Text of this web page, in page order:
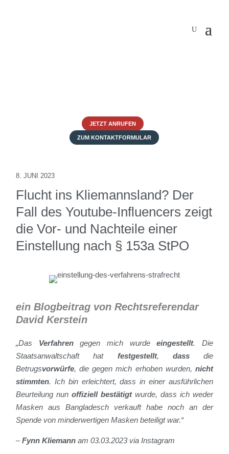
JETZT ANRUFEN
ZUM KONTAKTFORMULAR
8. JUNI 2023
Flucht ins Kliemannsland? Der
Fall des Youtube-Influencers zeigt
die Vor- und Nachteile einer
Einstellung nach § 153a StPO
ein Blogbeitrag von Rechtsreferendar
David Kerstein
„Das Verfahrengegen mich wurdeeingestellt. Die
Staatsanwaltschaft hat festgestellt, dassdie
Betrugsvorwürfe, die gegen mich erhoben wurden, nicht
stimmten. Ich bin erleichtert, dass in einer ausführlichen
Beurteilung nunoffiziell bestätigtwurde, dass ich weder
Masken aus Bangladesch verkauft habe noch an der
Spende von minderwertigen Masken beteiligt war.“
–Fynn Kliemann am 03.03.2023 via Instagram